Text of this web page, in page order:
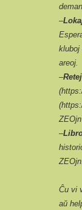
–
kluboj
areoj.
–
–
ZEOjn.
Ĉu vi
aŭ